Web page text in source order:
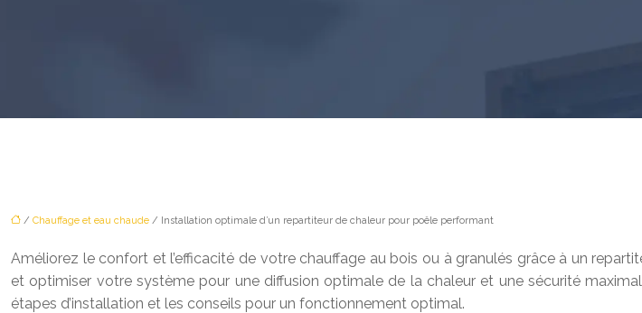
/ Chauffage et eau chaude / Installation optimale d’un repartiteur de chaleur pour poêle performant
Améliorez le confort et l’efficacité de votre chauffage au bois ou à granulés grâce à un
et optimiser votre système pour une diffusion optimale de la chaleur et une sécurité
étapes d’installation et les conseils pour un fonctionnement optimal.